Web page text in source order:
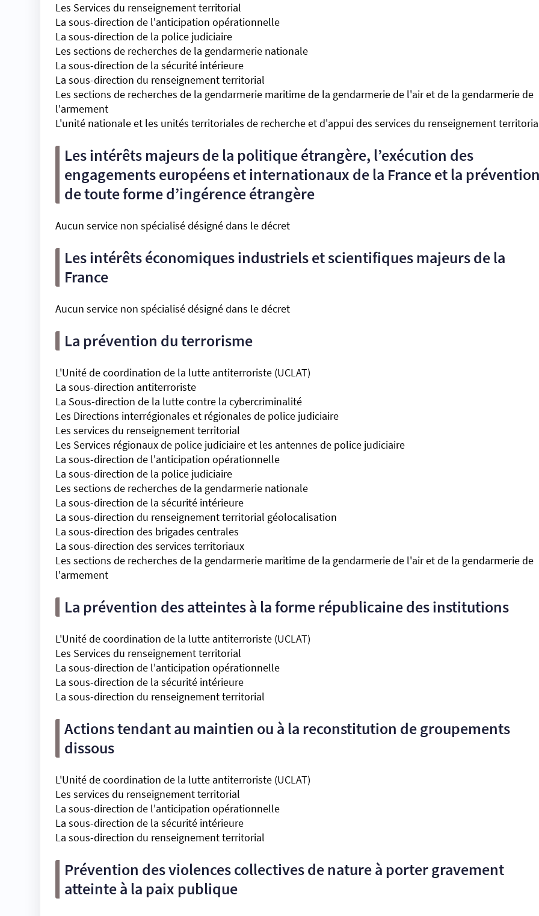
Les Services du renseignement territorial
La sous-direction de l'anticipation opérationnelle
La sous-direction de la police judiciaire
Les sections de recherches de la gendarmerie nationale
La sous-direction de la sécurité intérieure
La sous-direction du renseignement territorial
Les sections de recherches de la gendarmerie maritime de la gendarmerie de l'air et de la gendarmerie de
l'armement
L'unité nationale et les unités territoriales de recherche et d'appui des services du renseignement
Les intérêts majeurs de la politique étrangère, l’exécution des
engagements européens et internationaux de la France et la
de toute forme d’ingérence étrangère
Aucun service non spécialisé désigné dans le décret
Les intérêts économiques industriels et scientifiques majeurs de la
France
Aucun service non spécialisé désigné dans le décret
La prévention du terrorisme
L'Unité de coordination de la lutte antiterroriste (UCLAT)
La sous-direction antiterroriste
La Sous-direction de la lutte contre la cybercriminalité
Les Directions interrégionales et régionales de police judiciaire
Les services du renseignement territorial
Les Services régionaux de police judiciaire et les antennes de police judiciaire
La sous-direction de l'anticipation opérationnelle
La sous-direction de la police judiciaire
Les sections de recherches de la gendarmerie nationale
La sous-direction de la sécurité intérieure
La sous-direction du renseignement territorial géolocalisation
La sous-direction des brigades centrales
La sous-direction des services territoriaux
Les sections de recherches de la gendarmerie maritime de la gendarmerie de l'air et de la gendarmerie de
l'armement
La prévention des atteintes à la forme républicaine des institutions
L'Unité de coordination de la lutte antiterroriste (UCLAT)
Les Services du renseignement territorial
La sous-direction de l'anticipation opérationnelle
La sous-direction de la sécurité intérieure
La sous-direction du renseignement territorial
Actions tendant au maintien ou à la reconstitution de groupements
dissous
L'Unité de coordination de la lutte antiterroriste (UCLAT)
Les services du renseignement territorial
La sous-direction de l'anticipation opérationnelle
La sous-direction de la sécurité intérieure
La sous-direction du renseignement territorial
Prévention des violences collectives de nature à porter gravement
atteinte à la paix publique